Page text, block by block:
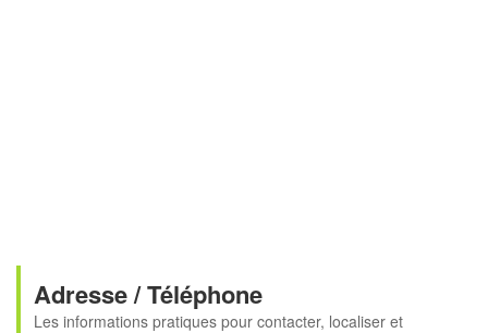
Adresse / Téléphone
Les informations pratiques pour contacter, localiser et